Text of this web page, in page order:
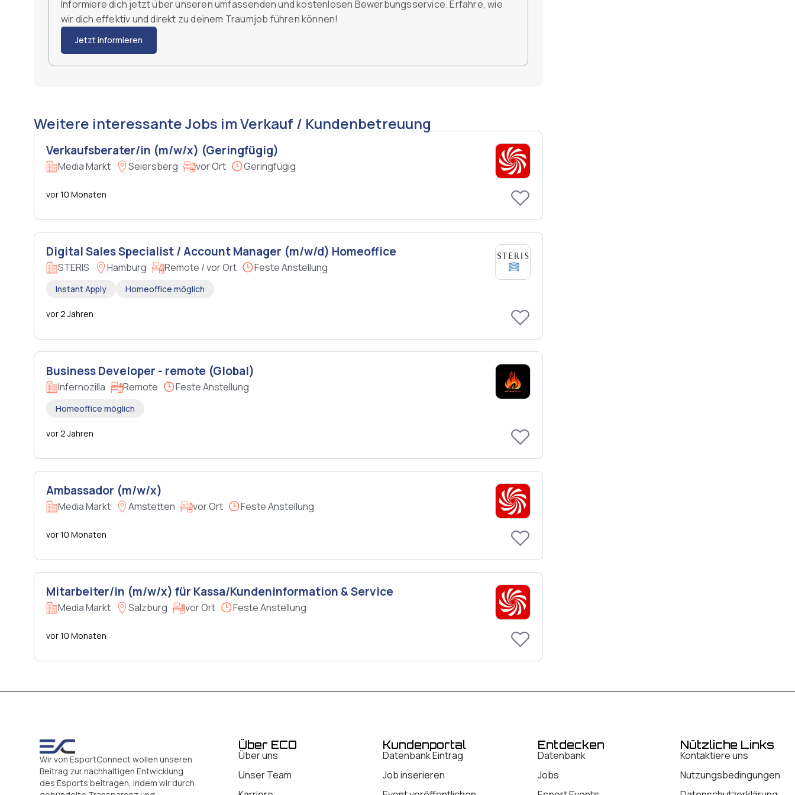
Informiere dich jetzt über unseren umfassenden und kostenlosen Bewerbungsservice. Erfahre, wie
wir dich effektiv und direkt zu deinem Traumjob führen können!
Jetzt informieren
Weitere interessante Jobs im Verkauf / Kundenbetreuung
Verkaufsberater/in (m/w/x) (Geringfügig)
Media Markt Seiersberg vor Ort Geringfügig
vor 10 Monaten
Digital Sales Specialist / Account Manager (m/w/d) Homeoffice
STERIS Hamburg Remote / vor Ort Feste Anstellung
Instant Apply Homeoffice möglich
vor 2 Jahren
Business Developer - remote (Global)
Infernozilla Remote Feste Anstellung
Homeoffice möglich
vor 2 Jahren
Ambassador (m/w/x)
Media Markt Amstetten vor Ort Feste Anstellung
vor 10 Monaten
Mitarbeiter/in (m/w/x) für Kassa/Kundeninformation & Service
Media Markt Salzburg vor Ort Feste Anstellung
vor 10 Monaten
Wir von EsportConnect wollen unseren
Beitrag zur nachhaltigen Entwicklung
des Esports beitragen, indem wir durch
Über ECO
Über uns
Unser Team
Kundenportal
Datenbank Eintrag
Job inserieren
Entdecken
Datenbank
Jobs
Nützliche Links
Kontaktiere uns
Nutzungsbedingungen